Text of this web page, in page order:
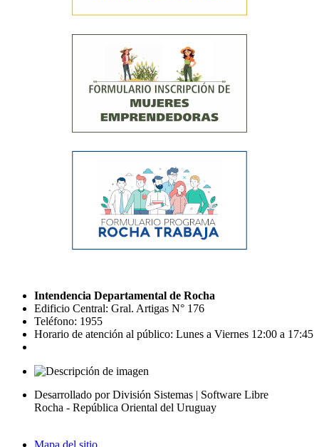
Intendencia Departamental de Rocha
Edificio Central: Gral. Artigas N° 176
Teléfono: 1955
Horario de atención al público: Lunes a Viernes 12:00 a 17:45
Desarrollado por División Sistemas | Software Libre
Rocha - República Oriental del Uruguay
Mapa del sitio